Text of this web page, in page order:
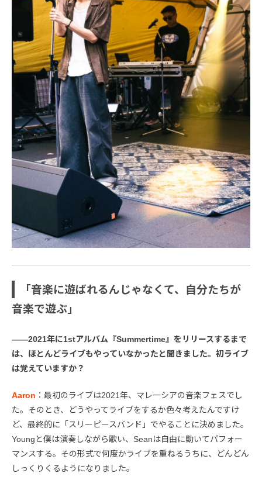
「音楽に遊ばれるんじゃなくて、自分たちが
音楽で遊ぶ」
――2021年に1stアルバム『Summertime』をリリースするまで
は、ほとんどライブもやっていなかったと聞きました。初ライブ
は覚えていますか？
Aaron ：最初のライブは2021年、マレーシアの音楽フェスでし
た。そのとき、どうやってライブをするか色々考えたんですけ
ど、最終的に「スリーピースバンド」でやることに決めました。
Youngと僕は演奏しながら歌い、Seanは自由に動いてパフォー
マンスする。その形式で何度かライブを重ねるうちに、どんどん
しっくりくるようになりました。